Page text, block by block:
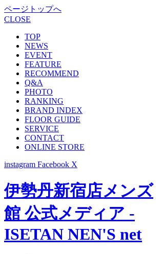
ページトップへ
CLOSE
TOP
NEWS
EVENT
FEATURE
RECOMMEND
Q&A
PHOTO
RANKING
BRAND INDEX
FLOOR GUIDE
SERVICE
CONTACT
ONLINE STORE
instagram Facebook X
伊勢丹新宿店メンズ
館 公式メディア -
ISETAN NEN'S net